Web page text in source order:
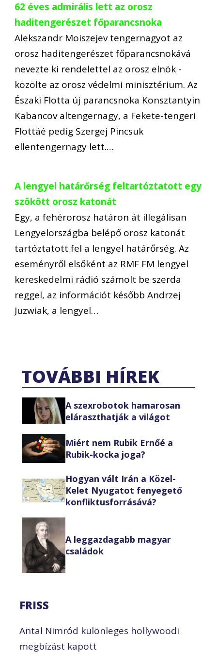
62 éves admirális lett az orosz
haditengerészet főparancsnoka
Alekszandr Moiszejev tengernagyot az
orosz haditengerészet főparancsnokává
nevezte ki rendelettel az orosz elnök -
közölte az orosz védelmi minisztérium. Az
Északi Flotta új parancsnoka Konsztantyin
Kabancov altengernagy, a Fekete-tengeri
Flottáé pedig Szergej Pincsuk
ellentengernagy lett.…
A lengyel határőrség feltartóztatott egy
szökött orosz katonát
Egy, a fehérorosz határon át illegálisan
Lengyelországba belépő orosz katonát
tartóztatott fel a lengyel határőrség. Az
eseményről elsőként az RMF FM lengyel
kereskedelmi rádió számolt be szerda
reggel, az információt később Andrzej
Juzwiak, a lengyel…
TOVÁBBI HÍREK
A szexrobotok hamarosan
eláraszthatják a világot
Miért nem Rubik Ernőé a
Rubik-kocka joga?
Hogyan vált Irán a Közel-
Kelet Nyugatot fenyegető
konfliktusforrásává?
A leggazdagabb magyar
családok
FRISS
Antal Nimród különleges hollywoodi
megbízást kapott